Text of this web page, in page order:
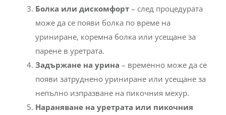
Болка или дискомфорт– след процедурата
може да се появи болка по време на
уриниране, коремна болка или усещане за
парене в уретрата.
Задържане на урина – временно може да се
появи затруднено уриниране или усещане за
непълно изпразване на пикочния мехур.
Нараняване на уретрата или пикочния